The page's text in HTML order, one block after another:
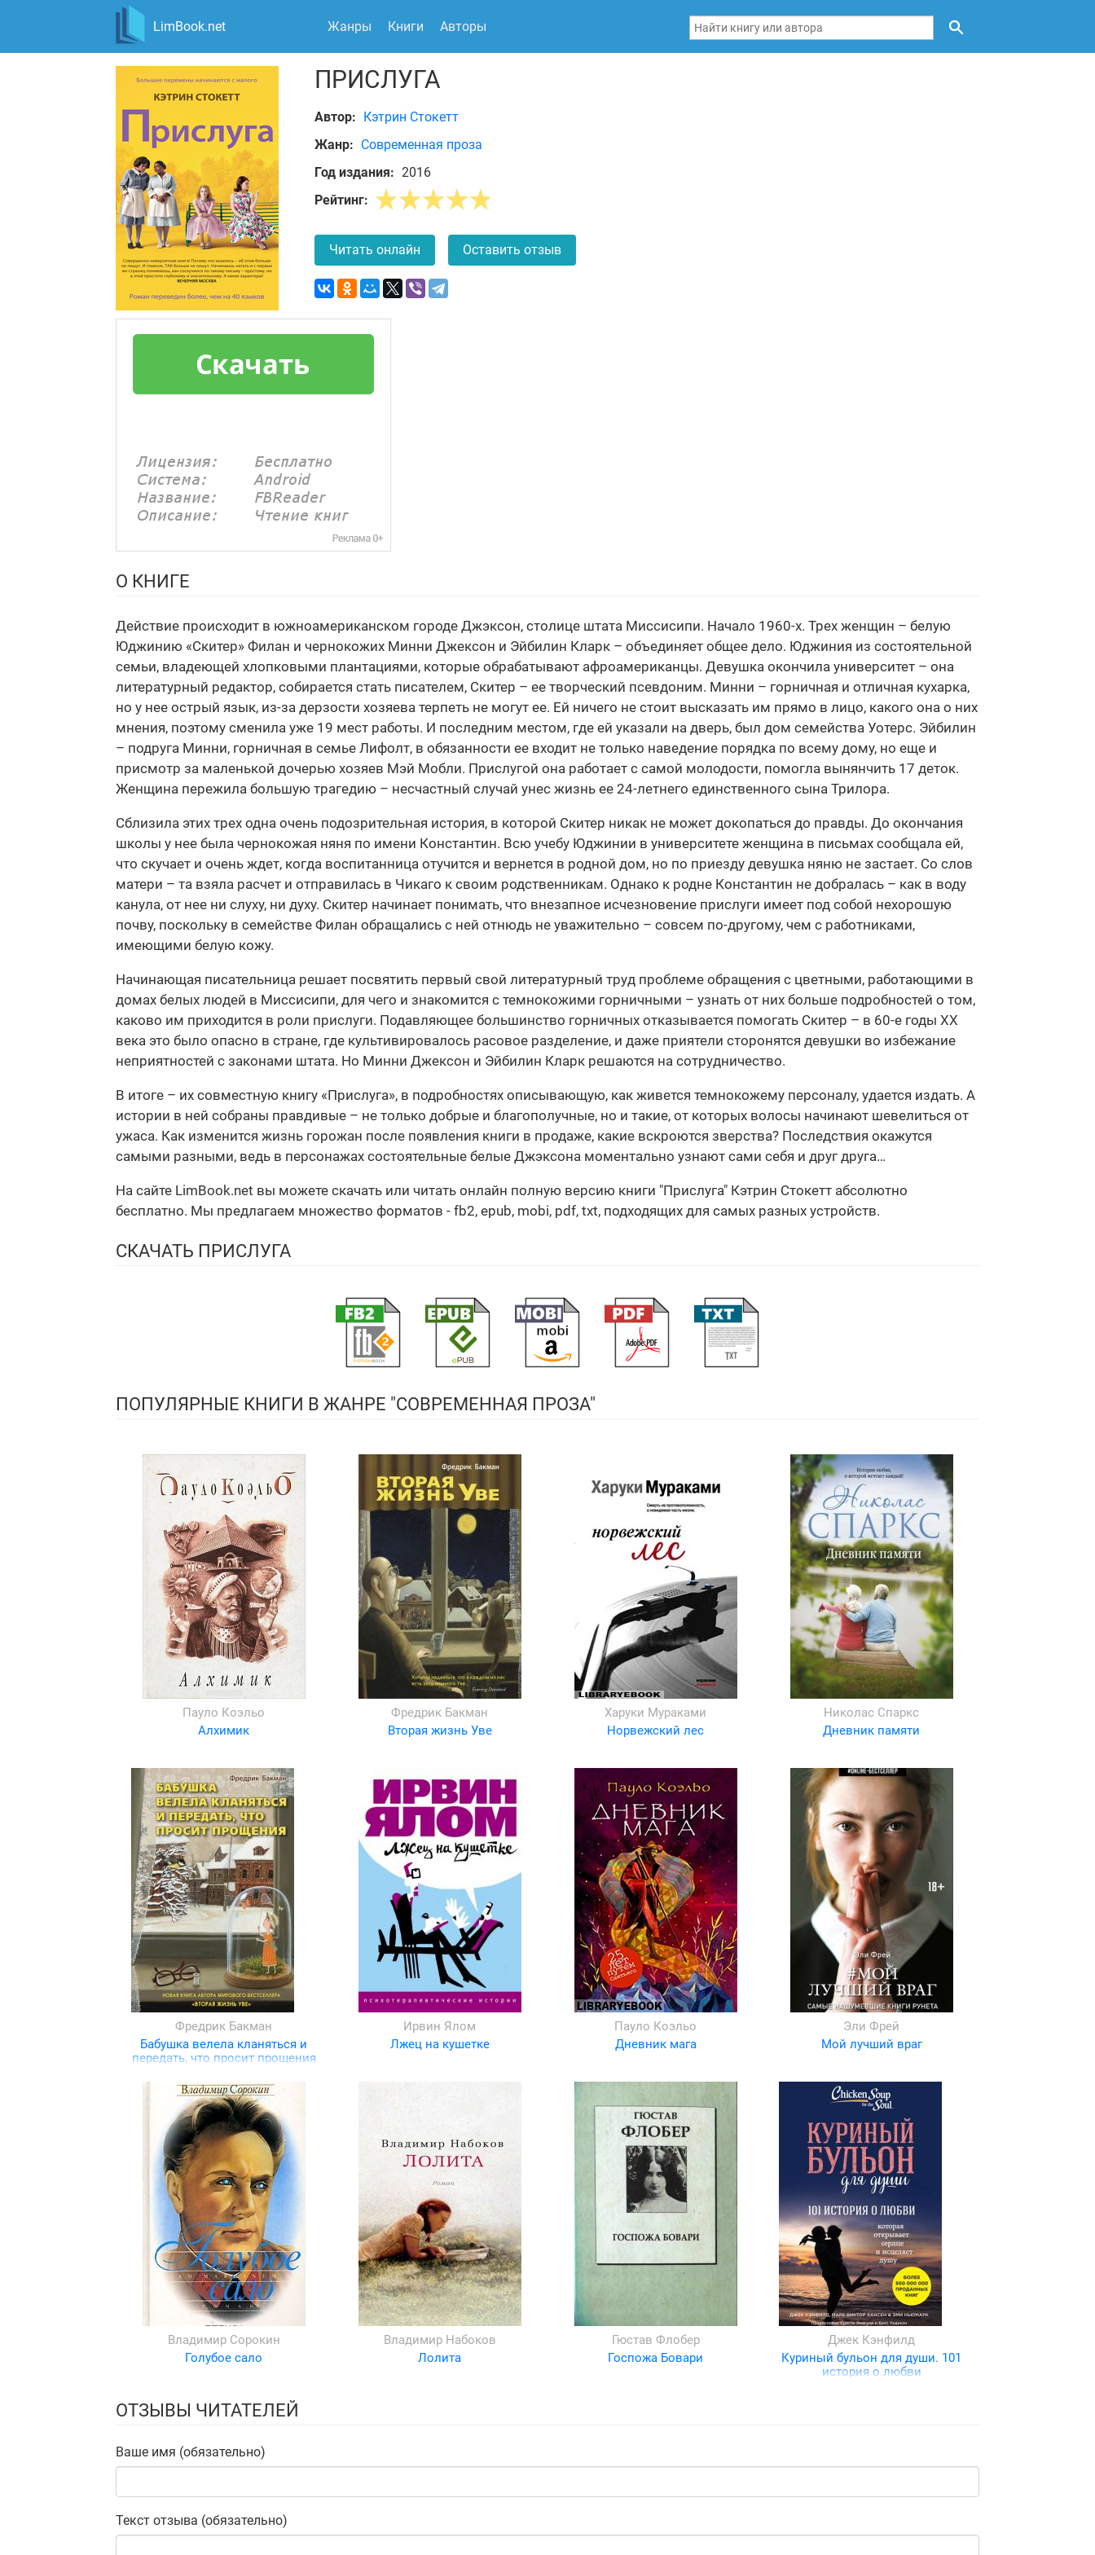
LimBook.net Жанры Книги Авторы
ПРИСЛУГА
Автор: Кэтрин Стокетт
Жанр: Современная проза
Год издания: 2016
Рейтинг:
Читать онлайн Оставить отзыв
О КНИГЕ
Действие происходит в южноамериканском городе Джэксон, столице штата Миссисипи. Начало 1960-х. Трех женщин – белую
Юджинию «Скитер» Филан и чернокожих Минни Джексон и Эйбилин Кларк – объединяет общее дело. Юджиния из состоятельной
семьи, владеющей хлопковыми плантациями, которые обрабатывают афроамериканцы. Девушка окончила университет – она
литературный редактор, собирается стать писателем, Скитер – ее творческий псевдоним. Минни – горничная и отличная кухарка,
но у нее острый язык, из-за дерзости хозяева терпеть не могут ее. Ей ничего не стоит высказать им прямо в лицо, какого она о них
мнения, поэтому сменила уже 19 мест работы. И последним местом, где ей указали на дверь, был дом семейства Уотерс. Эйбилин
– подруга Минни, горничная в семье Лифолт, в обязанности ее входит не только наведение порядка по всему дому, но еще и
присмотр за маленькой дочерью хозяев Мэй Мобли. Прислугой она работает с самой молодости, помогла вынянчить 17 деток.
Женщина пережила большую трагедию – несчастный случай унес жизнь ее 24-летнего единственного сына Трилора.
Сблизила этих трех одна очень подозрительная история, в которой Скитер никак не может докопаться до правды. До окончания
школы у нее была чернокожая няня по имени Константин. Всю учебу Юджинии в университете женщина в письмах сообщала ей,
что скучает и очень ждет, когда воспитанница отучится и вернется в родной дом, но по приезду девушка няню не застает. Со слов
матери – та взяла расчет и отправилась в Чикаго к своим родственникам. Однако к родне Константин не добралась – как в воду
канула, от нее ни слуху, ни духу. Скитер начинает понимать, что внезапное исчезновение прислуги имеет под собой нехорошую
почву, поскольку в семействе Филан обращались с ней отнюдь не уважительно – совсем по-другому, чем с работниками,
имеющими белую кожу.
Начинающая писательница решает посвятить первый свой литературный труд проблеме обращения с цветными, работающими в
домах белых людей в Миссисипи, для чего и знакомится с темнокожими горничными – узнать от них больше подробностей о том,
каково им приходится в роли прислуги. Подавляющее большинство горничных отказывается помогать Скитер – в 60-е годы XX
века это было опасно в стране, где культивировалось расовое разделение, и даже приятели сторонятся девушки во избежание
неприятностей с законами штата. Но Минни Джексон и Эйбилин Кларк решаются на сотрудничество.
В итоге – их совместную книгу «Прислуга», в подробностях описывающую, как живется темнокожему персоналу, удается издать. А
истории в ней собраны правдивые – не только добрые и благополучные, но и такие, от которых волосы начинают шевелиться от
ужаса. Как изменится жизнь горожан после появления книги в продаже, какие вскроются зверства? Последствия окажутся
самыми разными, ведь в персонажах состоятельные белые Джэксона моментально узнают сами себя и друг друга…
На сайте LimBook.net вы можете скачать или читать онлайн полную версию книги "Прислуга" Кэтрин Стокетт абсолютно
бесплатно. Мы предлагаем множество форматов - fb2, epub, mobi, pdf, txt, подходящих для самых разных устройств.
СКАЧАТЬ ПРИСЛУГА
ПОПУЛЯРНЫЕ КНИГИ В ЖАНРЕ "СОВРЕМЕННАЯ ПРОЗА"
Пауло Коэльо
Алхимик
Фредрик Бакман
Вторая жизнь Уве
Харуки Мураками
Норвежский лес
Николас Спаркс
Дневник памяти
Фредрик Бакман
Бабушка велела кланяться и
передать, что просит прощения
Ирвин Ялом
Лжец на кушетке
Пауло Коэльо
Дневник мага
Эли Фрей
Мой лучший враг
Владимир Сорокин
Голубое сало
Владимир Набоков
Лолита
Гюстав Флобер
Госпожа Бовари
Джек Кэнфилд
Куриный бульон для души. 101
история о любви
ОТЗЫВЫ ЧИТАТЕЛЕЙ
Ваше имя (обязательно)
Текст отзыва (обязательно)